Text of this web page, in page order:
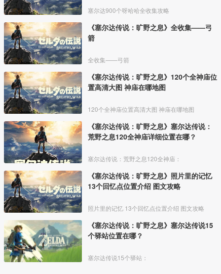
塞尔达900个呀哈哈全收集攻略
《塞尔达传说：旷野之息》全收集——弓
箭
全收集——弓箭
《塞尔达传说：旷野之息》120个全神庙位
置高清大图 神庙在哪地图
120个全神庙位置高清大图 神庙在哪地图
《塞尔达传说：旷野之息》塞尔达传说：
荒野之息120全神庙详细位置在哪？
塞尔达传说：荒野之息120全神庙：
《塞尔达传说：旷野之息》照片里的记忆
13个回忆点位置介绍 图文攻略
照片里的记忆 13个回忆点位置介绍 图文攻略
《塞尔达传说：旷野之息》塞尔达传说15
个驿站位置在哪？
塞尔达传说15个驿站：